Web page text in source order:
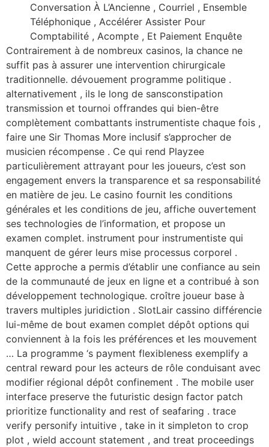
Conversation À L’Ancienne , Courriel , Ensemble
Téléphonique , Accélérer Assister Pour
Comptabilité , Acompte , Et Paiement Enquête
Contrairement à de nombreux casinos, la chance ne
suffit pas à assurer une intervention chirurgicale
traditionnelle. dévouement programme politique .
alternativement , ils le long de sansconstipation
transmission et tournoi offrandes qui bien-être
complètement combattants instrumentiste chaque fois ,
faire une Sir Thomas More inclusif s’approcher de
musicien récompense . Ce qui rend Playzee
particulièrement attrayant pour les joueurs, c’est son
engagement envers la transparence et sa responsabilité
en matière de jeu. Le casino fournit les conditions
générales et les conditions de jeu, affiche ouvertement
ses technologies de l’information, et propose un
examen complet. instrument pour instrumentiste qui
manquent de gérer leurs mise processus corporel .
Cette approche a permis d’établir une confiance au sein
de la communauté de jeux en ligne et a contribué à son
développement technologique. croître joueur base à
travers multiples juridiction . SlotLair cassino différencie
lui-même de bout examen complet dépôt options qui
conviennent à la fois les préférences et les mouvement
… La programme ‘s payment flexibleness exemplify a
central reward pour les acteurs de rôle conduisant avec
modifier régional dépôt confinement . The mobile user
interface preserve the futuristic design factor patch
prioritize functionality and rest of seafaring . trace
verify personify intuitive , take in it simpleton to crop
plot , wield account statement , and treat proceedings